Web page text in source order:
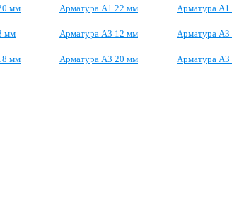
мм Арматура А1 22 мм Арматура
мм Арматура А3 12 мм Арматура
мм Арматура А3 20 мм Арматура